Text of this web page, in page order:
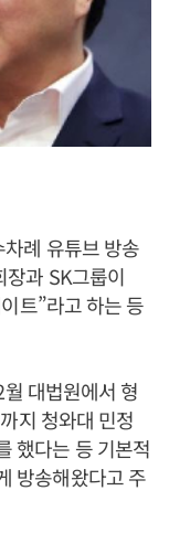
례 유튜브 방송
장과 SK그룹이
트”라고 하는 등
대법원에서 형
지 청와대 민정
했다는 등 기본적
방송해왔다고 주